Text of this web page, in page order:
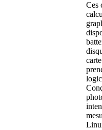
Ces